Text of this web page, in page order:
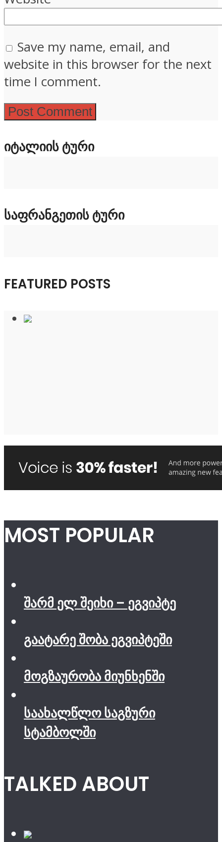
Save my name, email, and
website in this browser for the next
time I comment.
ᲘᲢᲐᲚᲘᲘᲡ ᲢᲣᲠᲘ
ᲡᲐᲤᲠᲐᲜᲒᲔᲗᲘᲡ ᲢᲣᲠᲘ
FEATURED POSTS
MOST POPULAR
შარმ ელ შეიხი – ეგვიპტე
გაატარე შობა ეგვიპტეში
მოგზაურობა მიუნხენში
საახალწლო საგზური
სტამბოლში
TALKED ABOUT